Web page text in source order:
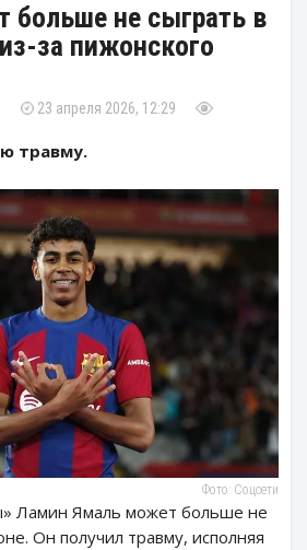
не сыграть в
за пижонского
23 апреля 2026, 12:29
травму.
Фото: Соцсети
Ламин Ямаль может больше не
Он получил травму, исполняя